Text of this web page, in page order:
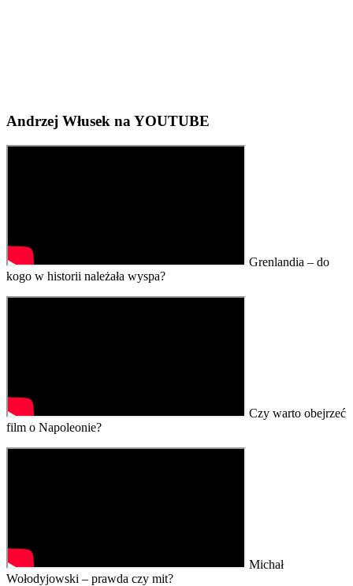
Andrzej Włusek na YOUTUBE
Grenlandia – do
kogo w historii należała wyspa?
Czy warto obejrzeć
film o Napoleonie?
Michał
Wołodyjowski – prawda czy mit?